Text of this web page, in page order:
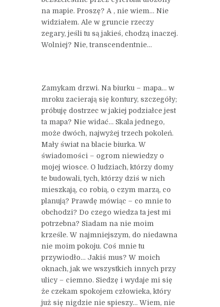
na mapie. Proszę? A , nie wiem… Nie
widziałem. Ale w gruncie rzeczy
zegary, jeśli tu są jakieś, chodzą inaczej.
Wolniej? Nie, transcendentnie…
Zamykam drzwi. Na biurku – mapa… w
mroku zacierają się kontury, szczegóły;
próbuję dostrzec w jakiej podziałce jest
ta mapa? Nie widać… Skala jednego,
może dwóch, najwyżej trzech pokoleń.
Mały świat na blacie biurka. W
świadomości – ogrom niewiedzy o
mojej wiosce. O ludziach, którzy domy
te budowali, tych, którzy dziś w nich
mieszkają, co robią, o czym marzą, co
planują? Prawdę mówiąc – co mnie to
obchodzi? Do czego wiedza ta jest mi
potrzebna? Siadam na nie moim
krześle. W najmniejszym, do niedawna
nie moim pokoju. Coś mnie tu
przywiodło… Jakiś mus? W moich
oknach, jak we wszystkich innych przy
ulicy – ciemno. Siedzę i wydaje mi się
że czekam spokojem człowieka, który
już się nigdzie nie spieszy… Wiem, nie